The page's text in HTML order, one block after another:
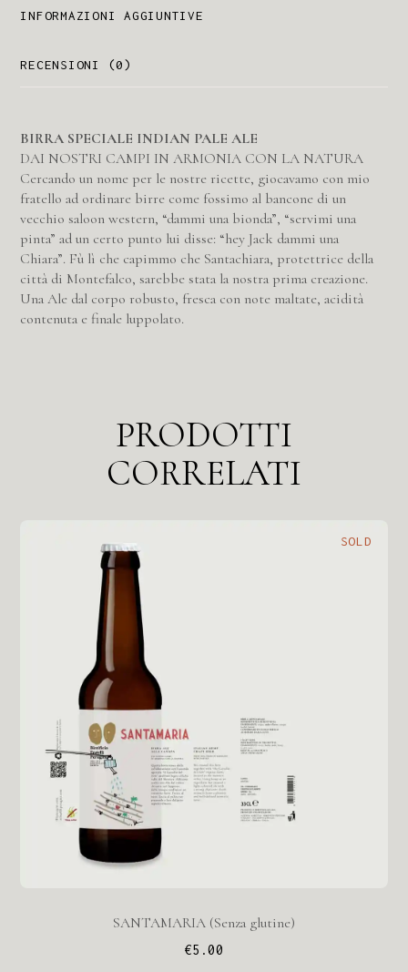
INFORMAZIONI AGGIUNTIVE
RECENSIONI (0)
BIRRA SPECIALE INDIAN PALE ALE
DAI NOSTRI CAMPI IN ARMONIA CON LA NATURA
Cercando un nome per le nostre ricette, giocavamo con mio
fratello ad ordinare birre come fossimo al bancone di un
vecchio saloon western, “dammi una bionda”, “servimi una
pinta” ad un certo punto lui disse: “hey Jack dammi una
Chiara”. Fù lì che capimmo che Santachiara, protettrice della
città di Montefalco, sarebbe stata la nostra prima creazione.
Una Ale dal corpo robusto, fresca con note maltate, acidità
contenuta e finale luppolato.
PRODOTTI
CORRELATI
SOLD
SANTAMARIA (Senza glutine)
€5.00